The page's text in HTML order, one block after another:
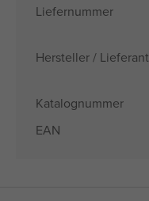
Liefernummer
Hersteller / Lieferant
Katalognummer
EAN